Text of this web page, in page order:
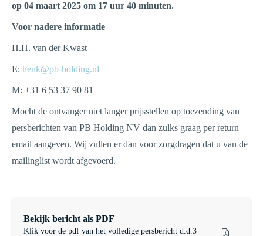
op 04 maart 2025 om 17 uur 40 minuten.
Voor nadere informatie
H.H. van der Kwast
E: henk@pb-holding.nl
M: +31 6 53 37 90 81
Mocht de ontvanger niet langer prijsstellen op toezending van
persberichten van PB Holding NV dan zulks graag per return
email aangeven. Wij zullen er dan voor zorgdragen dat u van de
mailinglist wordt afgevoerd.
Bekijk bericht als PDF
Klik voor de pdf van het volledige persbericht d.d.3